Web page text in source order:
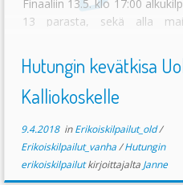
Finaaliin 13.5. klo 17:00
13 parasta, sekä alla
Hutungin kevätkisa
Kalliokoskelle
9.4.2018inErikoiskilpailut_old/
Erikoiskilpailut_vanha/Hutungin
erikoiskilpailutkirjoittajalta Janne